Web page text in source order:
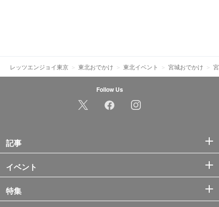
レッツエンジョイ東京 東北おでかけ 東北イベント 宮城おでかけ
Follow Us
記事
イベント
特集